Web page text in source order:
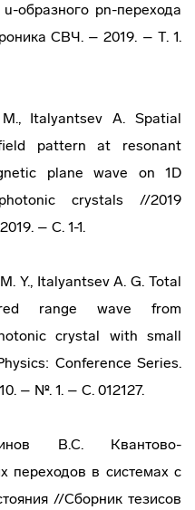
образного pn-перехода
СВЧ. – 2019. – Т. 1.
Italyantsev A. Spatial
pattern at resonant
plane wave on 1D
crystals //2019
– С. 1-1.
Y., Italyantsev A. G. Total
range wave from
crystal with small
Conference Series.
– №. 1. – С. 012127.
В.С. Квантово-
переходов в системах с
//Сборник тезисов